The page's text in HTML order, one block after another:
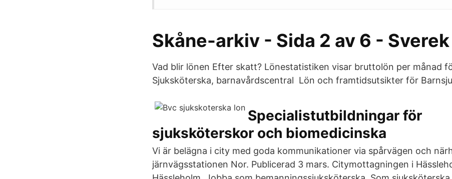
Skåne-arkiv - Sida 2 av 6 - Sverek
Vad blir lönen Efter skatt? Lönestatistiken visar bruttolön per månad
Sjuksköterska, barnavårdscentral Lön och framtidsutsikter för
Specialistutbildningar för
sjuksköterskor och biomedicinska
Vi är belägna i city med goda kommunikationer via spårvägen och
järnvägsstationen Nor. Publicerad 3 mars. Citymottagningen i